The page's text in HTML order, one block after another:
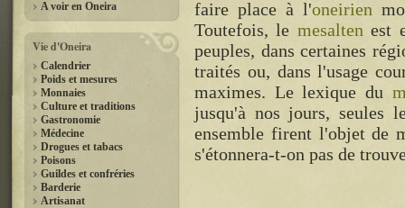
A voir en Oneira
Vie d'Oneira
Calendrier
Poids et mesures
Monnaies
Culture et traditions
Gastronomie
Médecine
Drogues et tabacs
Poisons
Guildes et confréries
Barderie
Artisanat
faire place à l'oneirien
Toutefois, le mesalten est
peuples, dans certaines
traités ou, dans l'usage
maximes. Le lexique du
jusqu'à nos jours, seules
ensemble firent l'objet de
s'étonnera-t-on pas de